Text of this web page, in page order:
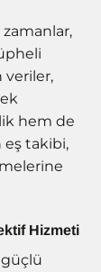
zamanlar,
veriler,
hem de
eş takibi,
Hizmeti
güçlü